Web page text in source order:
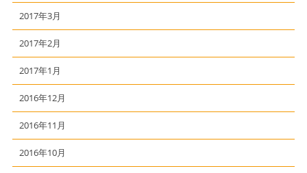
2017年3月
2017年2月
2017年1月
2016年12月
2016年11月
2016年10月